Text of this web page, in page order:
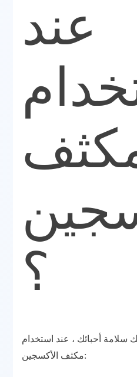
عند
؟
سلامة أحبائك ، عند استخدام
مكثف الأكسجين: